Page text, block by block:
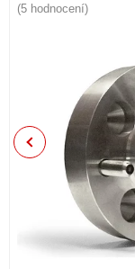
(5 hodnocení)
Previous